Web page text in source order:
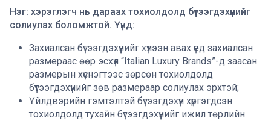
Нэг: хэрэглэгч нь дараах тохиолдолд бүтээгдэхүүнийг
солиулах боломжтой. Үүнд:
Захиалсан бүтээгдэхүүнийг хүлээн авах үед захиалсан
размераас өөр эсхүл “Italian Luxury Brands”-д заасан
размерын хүснэгтээс зөрсөн тохиолдолд
бүтээгдэхүүнийг зөв размераар солиулах эрхтэй;
Үйлдвэрийн гэмтэлтэй бүтээгдэхүүн хүргэгдсэн
тохиолдолд тухайн бүтээгдэхүүнийг ижил төрлийн